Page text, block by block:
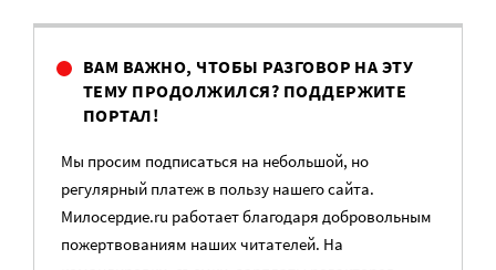
ВАМ ВАЖНО, ЧТОБЫ РАЗГОВОР НА ЭТУ
ТЕМУ ПРОДОЛЖИЛСЯ? ПОДДЕРЖИТЕ
ПОРТАЛ!
Мы просим подписаться на небольшой, но
регулярный платеж в пользу нашего сайта.
Милосердие.ru работает благодаря добровольным
пожертвованиям наших читателей. На